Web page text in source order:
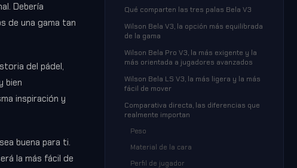
Debería
de una gama tan
del pádel,
bien
inspiración y
buena para ti.
la más fácil de
Qué comparten las tres palas Bela V3
Wilson Bela V3, la opción más equilibrada
de la gama
Wilson Bela Pro V3, la más exigente y la
más orientada a jugadores avanzados
Wilson Bela LS V3, la más ligera y la más
fácil de mover
Comparativa directa, las diferencias que
realmente importan
Peso
Material de la cara
Perfil de jugador